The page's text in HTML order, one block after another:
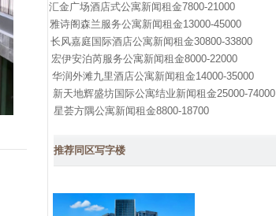
汇金广场酒店式公寓新闻租金7800-21000
雅诗阁森兰服务公寓新闻租金13000-45000
长风嘉庭国际酒店公寓新闻租金30800-33800
宏伊安泊芮服务公寓新闻租金8000-22000
华润外滩九里酒店公寓新闻租金14000-35000
新天地辉盛坊国际公寓结业新闻租金25000-74000
星荟方隅公寓新闻租金8800-18700
推荐同区写字楼